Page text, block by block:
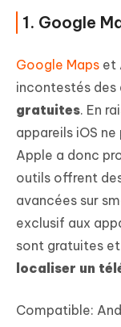
1. Google
Google Maps et
incontestés des
gratuites. En
appareils iOS
Apple a donc
outils offrent
avancées sur
exclusif aux
sont gratuites
localiser un
Compatible: